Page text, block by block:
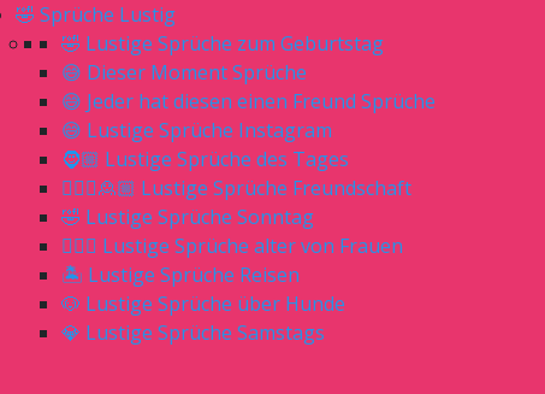
🤣 Sprüche Lustig
🤣 Lustige Sprüche zum Geburtstag
😅 Dieser Moment Sprüche
😅 Jeder hat diesen einen Freund Sprüche
😅 Lustige Sprüche Instagram
🧔🏼 Lustige Sprüche des Tages
🙎🏼‍♀️🙎🏼 Lustige Sprüche Freundschaft
🤣 Lustige Sprüche Sonntag
🙋🏼‍♀️ Lustige Sprüche alter von Frauen
🏝 Lustige Sprüche Reisen
🐶 Lustige Sprüche über Hunde
💎 Lustige Sprüche Samstags